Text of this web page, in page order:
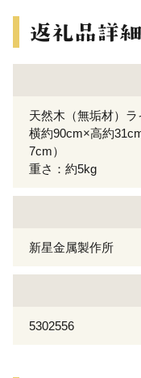
天然木（無垢材）
横約90cm×高約
7cm）
重さ：約5kg
新星金属製作所
5302556